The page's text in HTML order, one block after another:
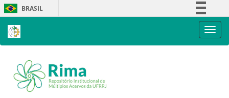
Skip
navigation
BRASIL